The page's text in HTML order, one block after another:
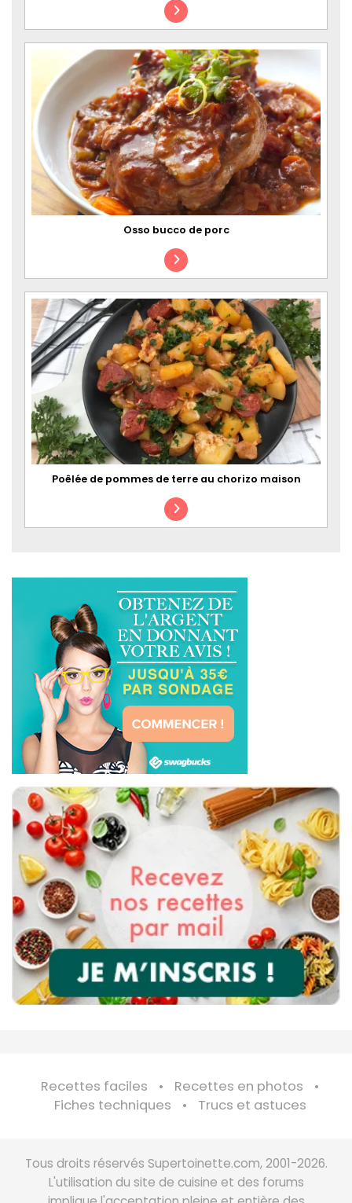
Osso bucco de porc
Poêlée de pommes de terre au chorizo maison
Recettes faciles
Recettes en photos
Fiches techniques
Trucs et astuces
Tous droits réservés Supertoinette.com, 2001-2026.
L'utilisation du site de cuisine et des forums